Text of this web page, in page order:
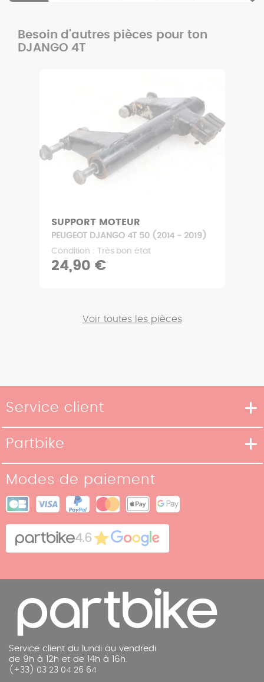
Besoin d'autres pièces pour ton
DJANGO 4T
SUPPORT MOTEUR
PEUGEOT DJANGO 4T 50 (2014 - 2019)
Condition : Très bon état
24,90 €
Voir toutes les pièces
Service client
Moyens de paiement
Conditions générales de vente
Contact
Partbike
Nos boutiques
Plan du site
Cookies
Mentions légales
Modes de paiement
4.6
Service client du lundi au vendredi
de 9h à 12h et de 14h à 16h.
(+33) 03 23 04 26 64